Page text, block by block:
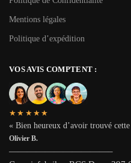
Mentions légales
Politique d’expédition
VOS AVIS COMPTENT :
★★★★★
« Bien heureux d’avoir trouvé
Olivier B.
———————————–